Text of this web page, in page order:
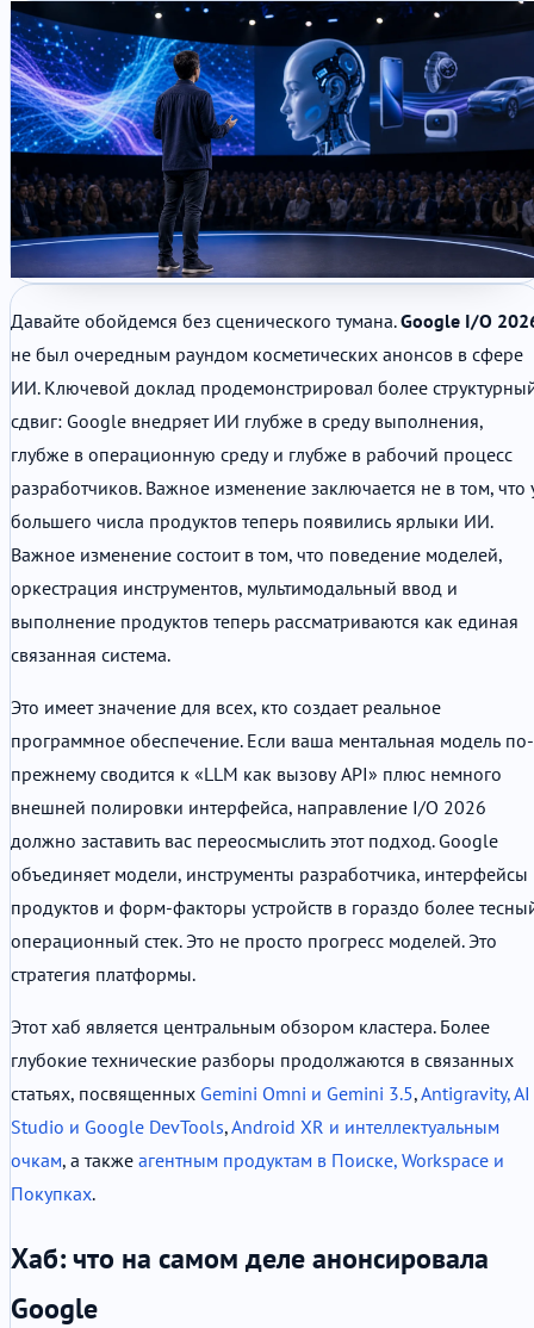
Давайте обойдемся без сценического тумана.Google I/O
не был очередным раундом косметических анонсов в сфере
ИИ. Ключевой доклад продемонстрировал более
сдвиг: Google внедряет ИИ глубже в среду выполнения,
глубже в операционную среду и глубже в рабочий процесс
разработчиков. Важное изменение заключается не в том, что
большего числа продуктов теперь появились ярлыки ИИ.
Важное изменение состоит в том, что поведение моделей,
оркестрация инструментов, мультимодальный ввод и
выполнение продуктов теперь рассматриваются как единая
связанная система.
Это имеет значение для всех, кто создает реальное
программное обеспечение. Если ваша ментальная модель по-
прежнему сводится к «LLM как вызову API» плюс немного
внешней полировки интерфейса, направление I/O 2026
должно заставить вас переосмыслить этот подход. Google
объединяет модели, инструменты разработчика, интерфейсы
продуктов и форм-факторы устройств в гораздо более
операционный стек. Это не просто прогресс моделей. Это
стратегия платформы.
Этот хаб является центральным обзором кластера. Более
глубокие технические разборы продолжаются в связанных
статьях, посвященных Gemini Omni и Gemini 3.5,Antigravity, AI
Studio и Google DevTools,Android XR и интеллектуальным
очкам, а также агентным продуктам в Поиске, Workspace и
Покупках.
Хаб: что на самом деле анонсировала
Google